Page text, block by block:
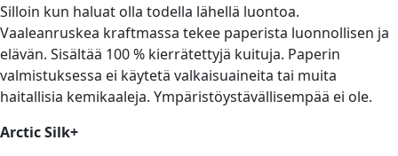
Silloin kun haluat olla todella lähellä luontoa.
Vaaleanruskea kraftmassa tekee paperista luonnollisen ja
elävän. Sisältää 100 % kierrätettyjä kuituja. Paperin
valmistuksessa ei käytetä valkaisuaineita tai muita
haitallisia kemikaaleja. Ympäristöystävällisempää ei ole.
Arctic Silk+